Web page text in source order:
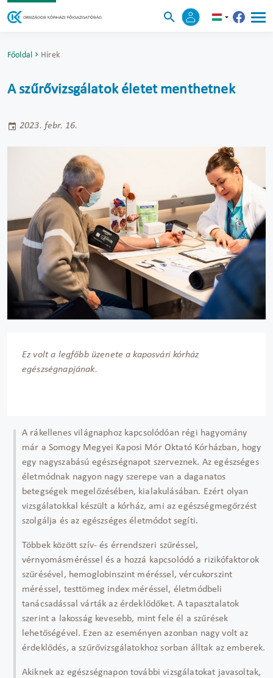
Főoldal Hírek
A szűrővizsgálatok életet menthetnek
2023. febr. 16.
Ez volt a legfőbb üzenete a kaposvári kórház
egészségnapjának.
A rákellenes világnaphoz kapcsolódóan régi hagyomány
már a Somogy Megyei Kaposi Mór Oktató Kórházban, hogy
egy nagyszabású egészségnapot szerveznek. Az egészséges
életmódnak nagyon nagy szerepe van a daganatos
betegségek megelőzésében, kialakulásában. Ezért olyan
vizsgálatokkal készült a kórház, ami az egészségmegőrzést
szolgálja és az egészséges életmódot segíti.
Többek között szív- és érrendszeri szűréssel,
vérnyomásméréssel és a hozzá kapcsolódó a rizikófaktorok
szűrésével, hemoglobinszint méréssel, vércukorszint
méréssel, testtömeg index méréssel, életmódbeli
tanácsadással várták az érdeklődőket. A tapasztalatok
szerint a lakosság kevesebb, mint fele él a szűrések
lehetőségével. Ezen az eseményen azonban nagy volt az
érdeklődés, a szűrővizsgálatokhoz sorban álltak az emberek.
Akiknek az egészségnapon további vizsgálatokat javasoltak,